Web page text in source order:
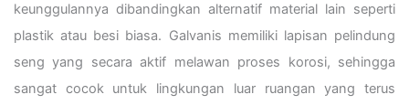
keunggulannya dibandingkan alternatif material lain seperti
plastik atau besi biasa. Galvanis memiliki lapisan pelindung
seng yang secara aktif melawan proses korosi, sehingga
sangat cocok untuk lingkungan luar ruangan yang terus